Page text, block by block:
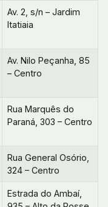
Av. 2, s/n – Jardim
Itatiaia
Av. Nilo Peçanha, 85
– Centro
Rua Marquês do
Paraná, 303 – Centro
Rua General Osório,
324 – Centro
Estrada do Ambaí,